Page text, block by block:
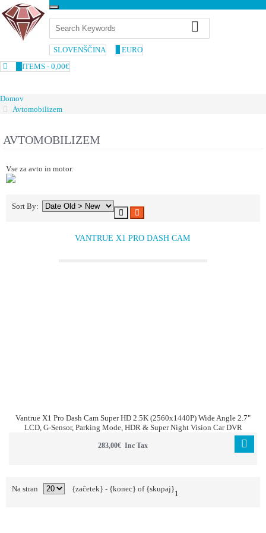
Menu
SLOVENŠČINA
EURO
ITEMS - 0,00€
Domov
Avtomobilizem
AVTOMOBILIZEM
Vse za avto in motor.
Sort By:
VANTRUE X1 PRO DASH CAM
Vantrue X1 Pro Dash Cam Super HD 2.5K (2560x1440P) Wide Angle 2.7"
LCD, G-Sensor, Parking Mode, HDR & Super Night Vision Car DVR
283,00€ Inc Tax
Na stran {začetek} - {konec} of {skupaj}
1